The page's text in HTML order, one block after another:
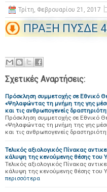
Τρίτη, Φεβρουαρίου 21, 2017
ΠΡΑΞΗ ΠΥΣΔΕ
Σχετικές Αναρτήσεις:
Πρόσκληση συμμετοχής σε Εθνικό
«Ψηλαφώντας τη μνήμη της γης
και τις ανθρωπογενείς
Πρόσκληση συμμετοχής σε Εθνικό
«Ψηλαφώντας τη μνήμη της γης
και τις ανθρωπογενείς
Τελικός αξιολογικός Πίνακας
κάλυψη της κενούμενης θέσης του
Τελικός αξιολογικός Πίνακας
κάλυψη της κενούμενης θέσης
περισσότερα